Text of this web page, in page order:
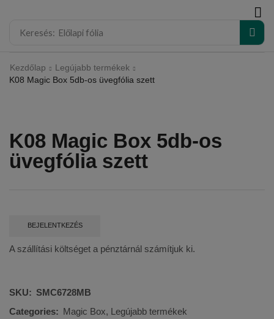
Keresés: Előlapi fólia
Kezdőlap
Legújabb termékek
K08 Magic Box 5db-os üvegfólia szett
K08 Magic Box 5db-os
üvegfólia szett
BEJELENTKEZÉS
A szállítási költséget a pénztárnál számítjuk ki.
SKU: SMC6728MB
Categories: Magic Box, Legújabb termékek